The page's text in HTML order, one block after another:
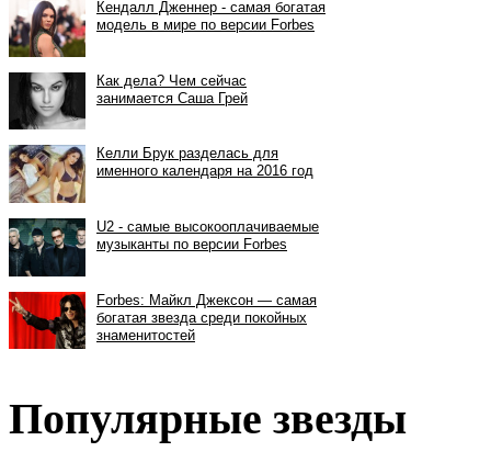
Популярные звезды